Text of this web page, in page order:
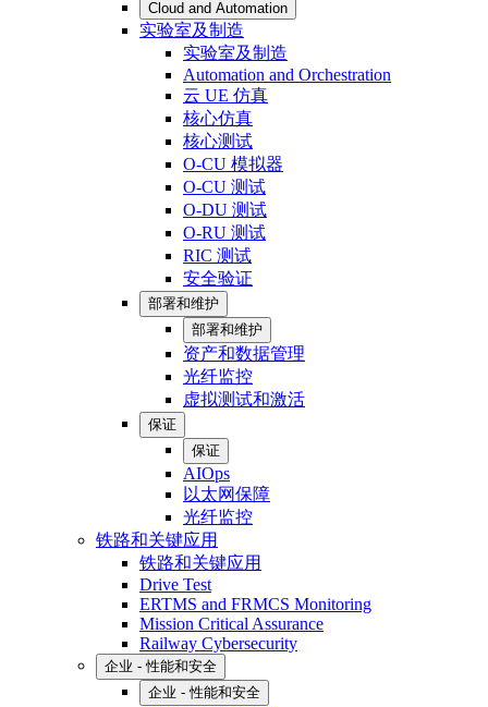
Cloud and Automation
实验室及制造
实验室及制造
Automation and Orchestration
云 UE 仿真
核心仿真
核心测试
O-CU 模拟器
O-CU 测试
O-DU 测试
O-RU 测试
RIC 测试
安全验证
部署和维护
部署和维护
资产和数据管理
光纤监控
虚拟测试和激活
保证
保证
AIOps
以太网保障
光纤监控
铁路和关键应用
铁路和关键应用
Drive Test
ERTMS and FRMCS Monitoring
Mission Critical Assurance
Railway Cybersecurity
企业 - 性能和安全
企业 - 性能和安全